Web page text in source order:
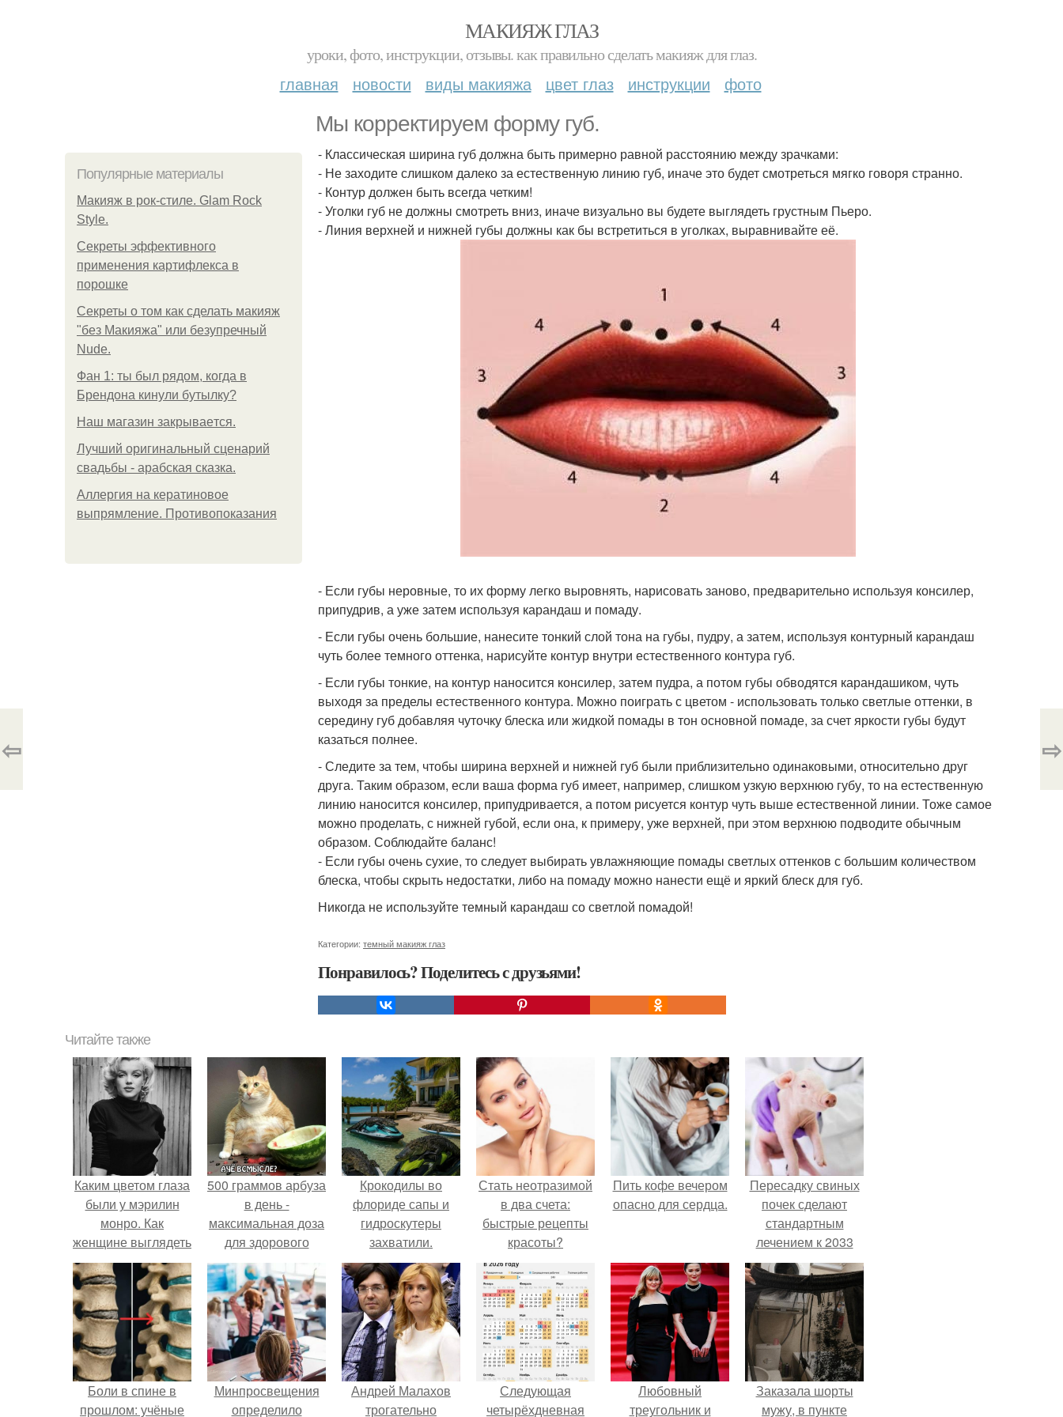
МАКИЯЖ ГЛАЗ
уроки, фото, инструкции, отзывы. как правильно сделать макияж для глаз.
главная новости виды макияжа цвет глаз инструкции фото
Мы корректируем форму губ.
Популярные материалы
Макияж в рок-стиле. Glam Rock
Style.
Секреты эффективного
применения картифлекса в
порошке
Секреты о том как сделать макияж
"без Макияжа" или безупречный
Nude.
Фан 1: ты был рядом, когда в
Брендона кинули бутылку?
Нaш магaзин зaкрывaeтся.
Лучший оригинальный сценарий
свадьбы - арабская сказка.
Аллергия на кератиновое
выпрямление. Противопоказания
- Классическая ширина губ должна быть примерно равной расстоянию между зрачками:
- Не заходите слишком далеко за естественную линию губ, иначе это будет смотреться мягко говоря странно.
- Контур должен быть всегда четким!
- Уголки губ не должны смотреть вниз, иначе визуально вы будете выглядеть грустным Пьеро.
- Линия верхней и нижней губы должны как бы встретиться в уголках, выравнивайте её.
- Если губы неровные, то их форму легко выровнять, нарисовать заново, предварительно используя консилер,
припудрив, а уже затем используя карандаш и помаду.
- Если губы очень большие, нанесите тонкий слой тона на губы, пудру, а затем, используя контурный карандаш
чуть более темного оттенка, нарисуйте контур внутри естественного контура губ.
- Если губы тонкие, на контур наносится консилер, затем пудра, а потом губы обводятся карандашиком, чуть
выходя за пределы естественного контура. Можно поиграть с цветом - использовать только светлые оттенки, в
середину губ добавляя чуточку блеска или жидкой помады в тон основной помаде, за счет яркости губы будут
казаться полнее.
- Следите за тем, чтобы ширина верхней и нижней губ были приблизительно одинаковыми, относительно друг
друга. Таким образом, если ваша форма губ имеет, например, слишком узкую верхнюю губу, то на естественную
линию наносится консилер, припудривается, а потом рисуется контур чуть выше естественной линии. Тоже самое
можно проделать, с нижней губой, если она, к примеру, уже верхней, при этом верхнюю подводите обычным
образом. Соблюдайте баланс!
- Если губы очень сухие, то следует выбирать увлажняющие помады светлых оттенков с большим количеством
блеска, чтобы скрыть недостатки, либо на помаду можно нанести ещё и яркий блеск для губ.
Никогда не используйте темный карандаш со светлой помадой!
Категории: темный макияж глаз
Понравилось? Поделитесь с друзьями!
⇦ ⇨
Читайте также
Каким цветом глаза
были у мэрилин
монро. Как
женщине выглядеть
идеально: 5
советов от Мэрилин
Монро.
500 граммов арбуза
в день -
максимальная доза
для здорового
взрослого,
предупредили
врачи.
Крокодилы во
флориде сапы и
гидроскутеры
захватили.
Стать неотразимой
в два счета:
быстрые рецепты
красоты?
Пить кофе вечером
опасно для сердца.
Пересадку свиных
почек сделают
стандартным
лечением к 2033
году в Японии.
Боли в спине в
прошлом: учёные
Минпросвещения
определило
Андрей Малахов
трогательно
Следующая
четырёхдневная
Любовный
треугольник и
Заказала шорты
мужу, в пункте